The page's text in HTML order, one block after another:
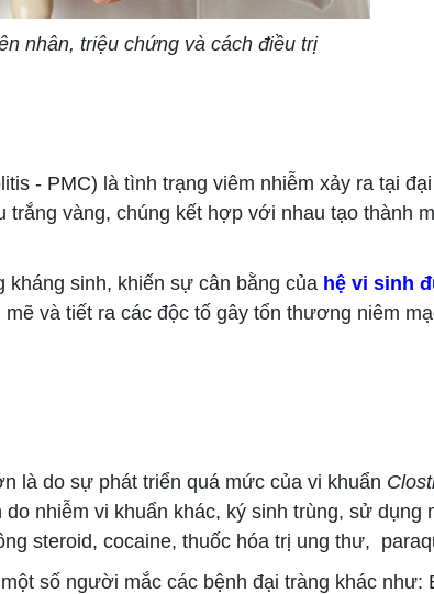
nhân, triệu chứng và cách điều trị
- PMC) là tình trạng viêm nhiễm xảy ra tại
vàng, chúng kết hợp với nhau tạo thành
sinh, khiến sự cân bằng của hệ vi sinh
và tiết ra các độc tố gây tổn thương niêm
là do sự phát triển quá mức của vi khuẩn
nhiễm vi khuẩn khác, ký sinh trùng, sử dụng
steroid, cocaine, thuốc hóa trị ung thư,
số người mắc các bệnh đại tràng khác như: